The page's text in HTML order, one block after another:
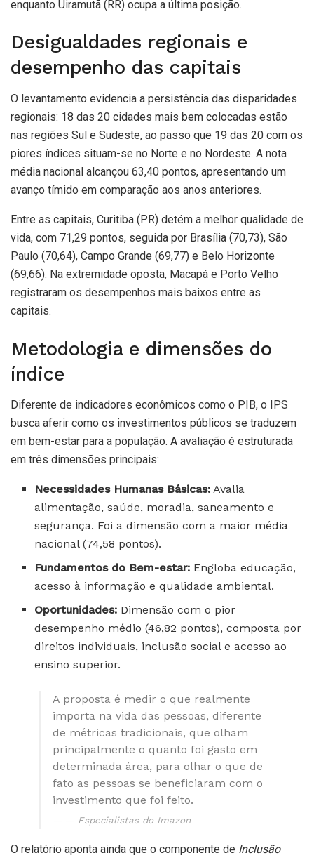
enquanto Uiramutã (RR) ocupa a última posição.
Desigualdades regionais e
desempenho das capitais
O levantamento evidencia a persistência das disparidades
regionais: 18 das 20 cidades mais bem colocadas estão
nas regiões Sul e Sudeste, ao passo que 19 das 20 com os
piores índices situam-se no Norte e no Nordeste. A nota
média nacional alcançou 63,40 pontos, apresentando um
avanço tímido em comparação aos anos anteriores.
Entre as capitais, Curitiba (PR) detém a melhor qualidade de
vida, com 71,29 pontos, seguida por Brasília (70,73), São
Paulo (70,64), Campo Grande (69,77) e Belo Horizonte
(69,66). Na extremidade oposta, Macapá e Porto Velho
registraram os desempenhos mais baixos entre as
capitais.
Metodologia e dimensões do
índice
Diferente de indicadores econômicos como o PIB, o IPS
busca aferir como os investimentos públicos se traduzem
em bem-estar para a população. A avaliação é estruturada
em três dimensões principais:
Necessidades Humanas Básicas: Avalia
alimentação, saúde, moradia, saneamento e
segurança. Foi a dimensão com a maior média
nacional (74,58 pontos).
Fundamentos do Bem-estar: Engloba educação,
acesso à informação e qualidade ambiental.
Oportunidades: Dimensão com o pior
desempenho médio (46,82 pontos), composta por
direitos individuais, inclusão social e acesso ao
ensino superior.
A proposta é medir o que realmente
importa na vida das pessoas, diferente
de métricas tradicionais, que olham
principalmente o quanto foi gasto em
determinada área, para olhar o que de
fato as pessoas se beneficiaram com o
investimento que foi feito.
— Especialistas do Imazon
O relatório aponta ainda que o componente de Inclusão